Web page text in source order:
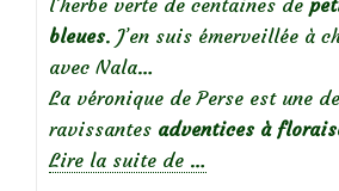
bleues. J’en suis émerveillée à
avec Nala…
La véronique de Perse est une
ravissantes adventices à
Lire la suite de …